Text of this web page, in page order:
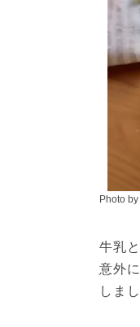
Photo
牛乳
意外
しま